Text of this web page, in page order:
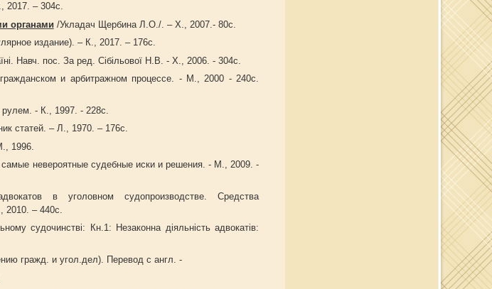
2017. – 304с.
органами /Укладач Щербина Л.О./. – Х., 2007.- 80с.
издание). – К., 2017. – 176с.
Навч. пос. За ред. Сібільової Н.В. - Х., 2006. - 304с.
и арбитражном процессе. - М., 2000 - 240с.
- К., 1997. - 228с.
статей. – Л., 1970. – 176с.
1996.
невероятные судебные иски и решения. - М., 2009. -
в уголовном судопроизводстве. Средства
2010. – 440с.
судочинстві: Кн.1: Незаконна діяльність адвокатів:
гражд. и угол.дел). Перевод с англ. -